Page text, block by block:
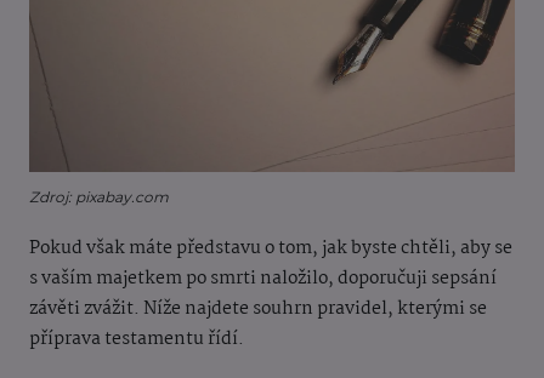
Zdroj: pixabay.com
Pokud však máte představu o tom, jak byste chtěli, aby se
s vaším majetkem po smrti naložilo, doporučuji sepsání
závěti zvážit. Níže najdete souhrn pravidel, kterými se
příprava testamentu řídí.